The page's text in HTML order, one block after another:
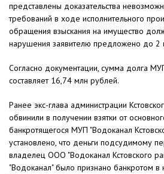
представлены доказательства
требований в ходе исполнительного
обращения взыскания на имущество
нарушения заявителю предложено до 2
Согласно документации, сумма долга
составляет 16,74 млн рублей.
Ранее экс-глава администрации
обвинили в получении взятки от
банкротящегося МУП "Водоканал
установлено, что деньги подсудимому
владелец ООО "Водоканал Кстовского
"Водоканал" было признано банкротом в